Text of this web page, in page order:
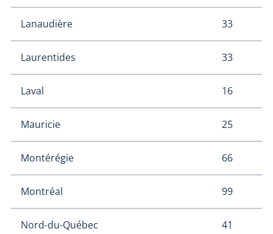
Lanaudière 33
Laurentides 33
Laval 16
Mauricie 25
Montérégie 66
Montréal 99
Nord-du-Québec 41